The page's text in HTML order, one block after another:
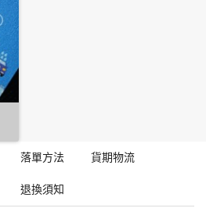
落單方法 貨期物流
退換須知